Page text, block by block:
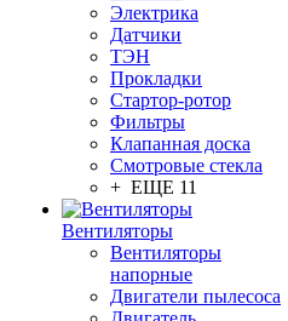
Электрика
Датчики
ТЭН
Прокладки
Стартор-ротор
Фильтры
Клапанная доска
Смотровые стекла
+ ЕЩЕ 11
Вентиляторы
Вентиляторы
напорные
Двигатели пылесоса